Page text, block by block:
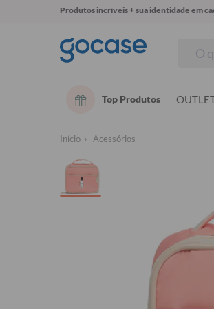
Produtos incríveis + sua identidade em
Top Produtos
Início Acessórios